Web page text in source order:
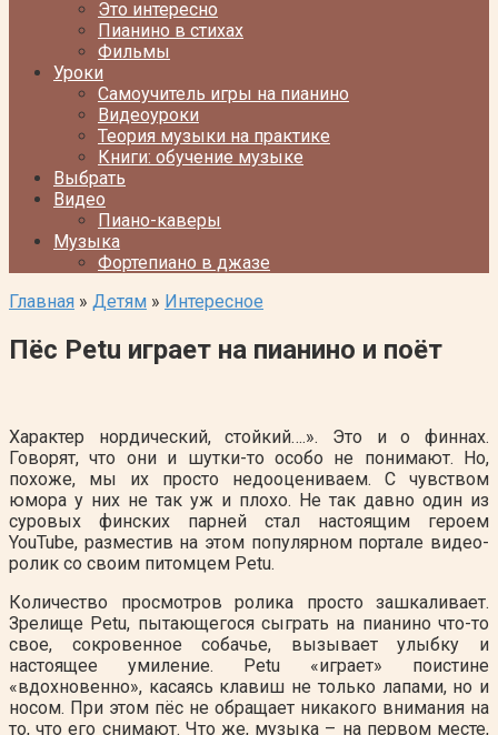
Это интересно
Пианино в стихах
Фильмы
Уроки
Самоучитель игры на пианино
Видеоуроки
Теория музыки на практике
Книги: обучение музыке
Выбрать
Видео
Пиано-каверы
Музыка
Фортепиано в джазе
Главная » Детям » Интересное
Пёс Рetu играет на пианино и поёт
Характер нордический, стойкий….». Это и о финнах.
Говорят, что они и шутки-то особо не понимают. Но,
похоже, мы их просто недооцениваем. С чувством
юмора у них не так уж и плохо. Не так давно один из
суровых финских парней стал настоящим героем
YouTube, разместив на этом популярном портале видео-
ролик со своим питомцем Рetu.
Количество просмотров ролика просто зашкаливает.
Зрелище Рetu, пытающегося сыграть на пианино что-то
свое, сокровенное собачье, вызывает улыбку и
настоящее умиление. Рetu «играет» поистине
«вдохновенно», касаясь клавиш не только лапами, но и
носом. При этом пёс не обращает никакого внимания на
то, что его снимают. Что же, музыка – на первом месте,